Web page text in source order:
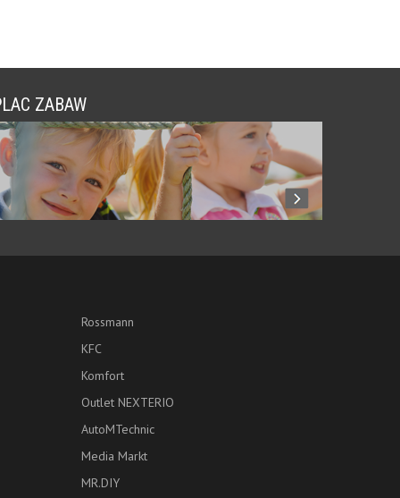
ZABAW
Rossmann
KFC
Komfort
Outlet NEXTERIO
AutoMTechnic
Media Markt
MR.DIY